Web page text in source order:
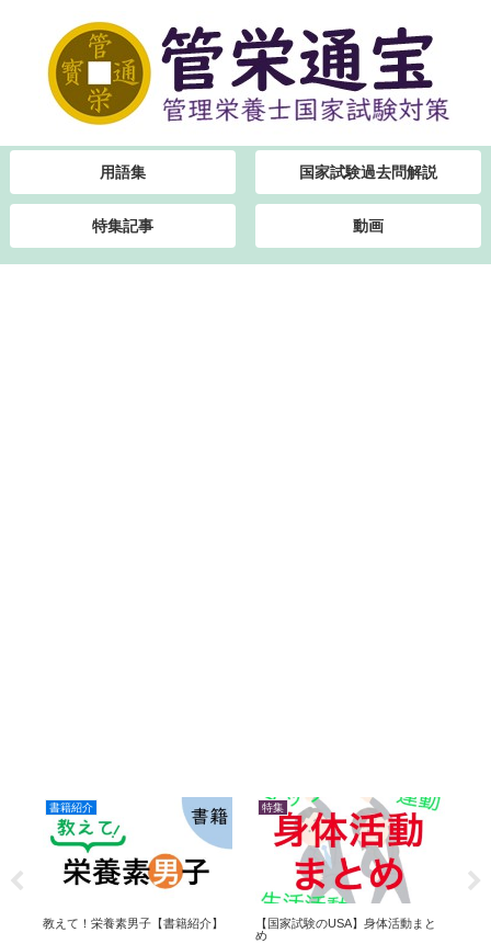
用語集 国家試験過去問解説
特集記事 動画
書籍紹介
教えて！栄養素男子【書籍紹介】
特集
【国家試験のUSA】身体活動まと
め